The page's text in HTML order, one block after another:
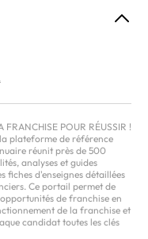
FRANCHISE POUR RÉUSSIR !
plateforme de référence
réunit près de 500
analyses et guides
fiches d'enseignes détaillées
Ce portail permet de
de franchise en
de la franchise et
candidat toutes les clés